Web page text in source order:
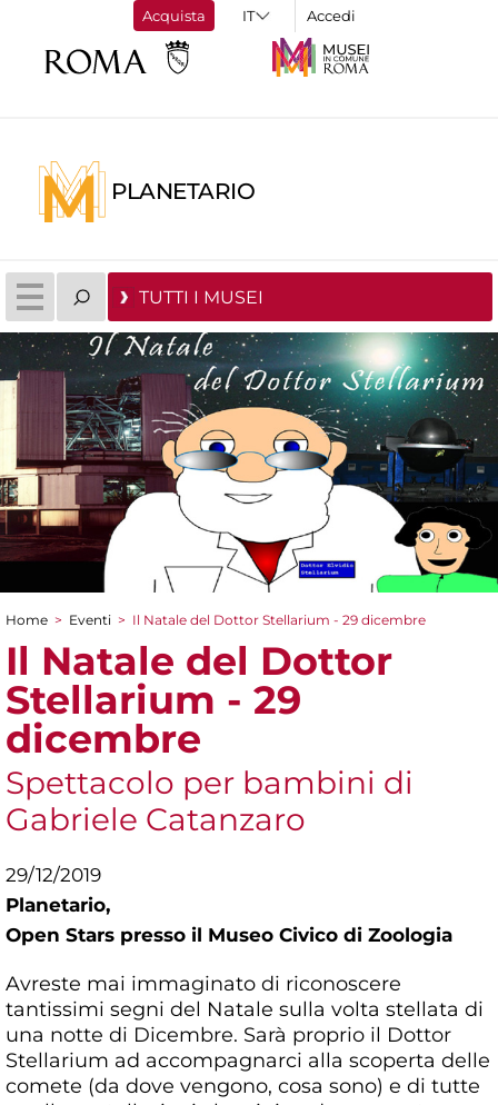
Acquista Accedi
PLANETARIO
TUTTI I MUSEI
Tu sei qui
Home > Eventi > Il Natale del Dottor Stellarium - 29 dicembre
Il Natale del Dottor
Stellarium - 29
dicembre
Spettacolo per bambini di
Gabriele Catanzaro
29/12/2019
Planetario,
Open Stars presso il Museo Civico di Zoologia
Avreste mai immaginato di riconoscere
tantissimi segni del Natale sulla volta stellata di
una notte di Dicembre. Sarà proprio il Dottor
Stellarium ad accompagnarci alla scoperta delle
comete (da dove vengono, cosa sono) e di tutte